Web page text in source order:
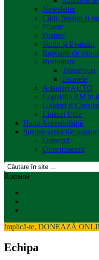
Newsletter
Cărți, broșuri și
Pliante
Postere
Studii și Evaluări
Rapoarte de
Reabilitare
Transferuri
Escarele
Adaptări AUTO
Legislația RM în
Ghiduri și
Linkuri Utile
Harta Accesibilității
Susține serviciile noastre
Donează
Direcționează
Română
Implică-te, DONEAZĂ
Echipa